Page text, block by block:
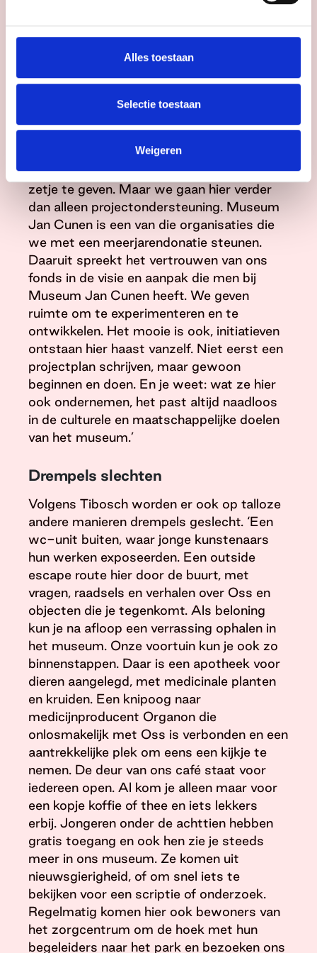
Alles toestaan
Selectie toestaan
Weigeren
museum en de mensen die er werken beter
kennen.’
Meerjarendonatie van VSBfonds
gekozen het project ‘Jan Cunen blijft
slapen’ na een eerste donatie nogmaals te
ondersteunen. ‘Om nog even dat extra
zetje te geven. Maar we gaan hier verder
dan alleen projectondersteuning. Museum
Jan Cunen is een van die organisaties die
we met een meerjarendonatie steunen.
Daaruit spreekt het vertrouwen van ons
fonds in de visie en aanpak die men bij
Museum Jan Cunen heeft. We geven
ruimte om te experimenteren en te
ontwikkelen. Het mooie is ook, initiatieven
ontstaan hier haast vanzelf. Niet eerst een
projectplan schrijven, maar gewoon
beginnen en doen. En je weet: wat ze hier
ook ondernemen, het past altijd naadloos
in de culturele en maatschappelijke doelen
van het museum.’
Drempels slechten
Volgens Tibosch worden er ook op talloze
andere manieren drempels geslecht. ‘Een
wc-unit buiten, waar jonge kunstenaars
hun werken exposeerden. Een outside
escape route hier door de buurt, met
vragen, raadsels en verhalen over Oss en
objecten die je tegenkomt. Als beloning
kun je na afloop een verrassing ophalen in
het museum. Onze voortuin kun je ook zo
binnenstappen. Daar is een apotheek voor
dieren aangelegd, met medicinale planten
en kruiden. Een knipoog naar
medicijnproducent Organon die
onlosmakelijk met Oss is verbonden en een
aantrekkelijke plek om eens een kijkje te
nemen. De deur van ons café staat voor
iedereen open. Al kom je alleen maar voor
een kopje koffie of thee en iets lekkers
erbij. Jongeren onder de achttien hebben
gratis toegang en ook hen zie je steeds
meer in ons museum. Ze komen uit
nieuwsgierigheid, of om snel iets te
bekijken voor een scriptie of onderzoek.
Regelmatig komen hier ook bewoners van
het zorgcentrum om de hoek met hun
begeleiders naar het park en bezoeken ons